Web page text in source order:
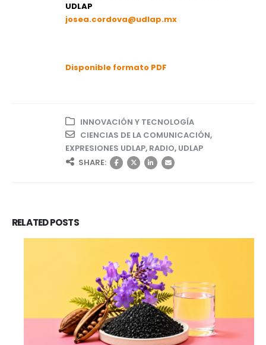
UDLAP
josea.cordova@udlap.mx
Disponible formato PDF
INNOVACIÓN Y TECNOLOGÍA
CIENCIAS DE LA COMUNICACIÓN,
EXPRESIONES UDLAP, RADIO, UDLAP
SHARE:
RELATEDPOSTS